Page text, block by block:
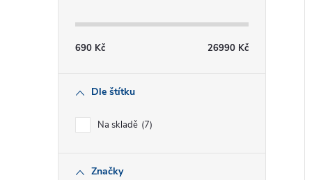
690 Kč 26990 Kč
Dle štítku
Na skladě 7
Značky